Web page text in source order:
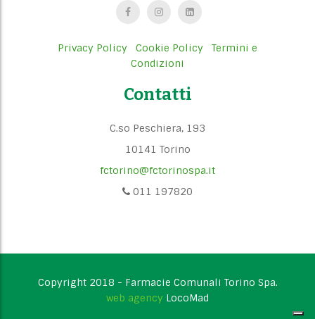
Privacy Policy Cookie Policy
Termini e
Condizioni
Contatti
C.so Peschiera, 193
10141 Torino
fctorino@fctorinospa.it
011 197820
Copyright 2018 - Farmacie Comunali Torino Spa.
web agency LocoMad